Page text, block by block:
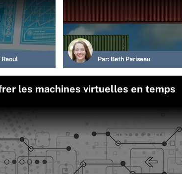
Raoul Par: Beth Pariseau
les machines virtuelles en temps